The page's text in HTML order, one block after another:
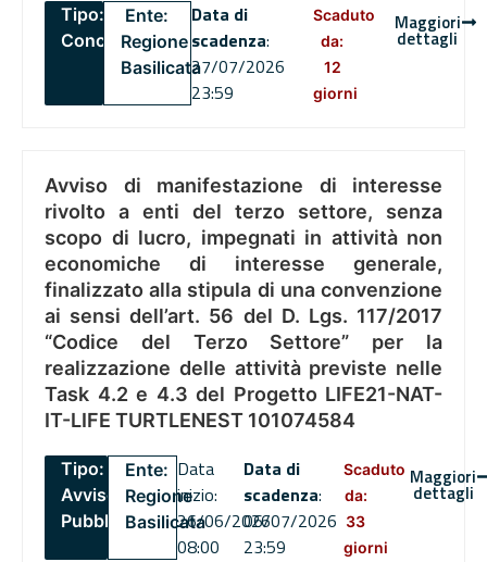
Tipo:
Concorsi
Ente:
Regione
Basilicata
Data di
scadenza:
27/07/2026
23:59
Scaduto
da:
12
giorni
Maggiori
dettagli
Avviso di manifestazione di interesse
rivolto a enti del terzo settore, senza
scopo di lucro, impegnati in attività non
economiche di interesse generale,
finalizzato alla stipula di una convenzione
ai sensi dell’art. 56 del D. Lgs. 117/2017
“Codice del Terzo Settore” per la
realizzazione delle attività previste nelle
Task 4.2 e 4.3 del Progetto LIFE21-NAT-
IT-LIFE TURTLENEST 101074584
Tipo:
Avviso
Pubblico
Ente:
Regione
Basilicata
Data
inizio:
26/06/2026
08:00
Data di
scadenza:
06/07/2026
23:59
Scaduto
da:
33
giorni
Maggiori
dettagli